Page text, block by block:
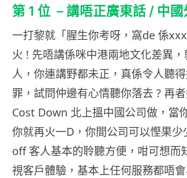
第 1 位 – 講唔正廣東話 / 中
一打黎就「腥生你考呀，窩de 係
火 ! 先唔講係咪中港兩地文化差異
人，你連講野都未正，真係令人聽
罪，試問仲邊有心情聽你落去 ? 再
Cost Down 北上搵中國公司做，當
你就再火一D，你間公司可以慳果
off 客人基本的聆聽方便，咁可想而
視客戶體驗，基本上任何服務都唔